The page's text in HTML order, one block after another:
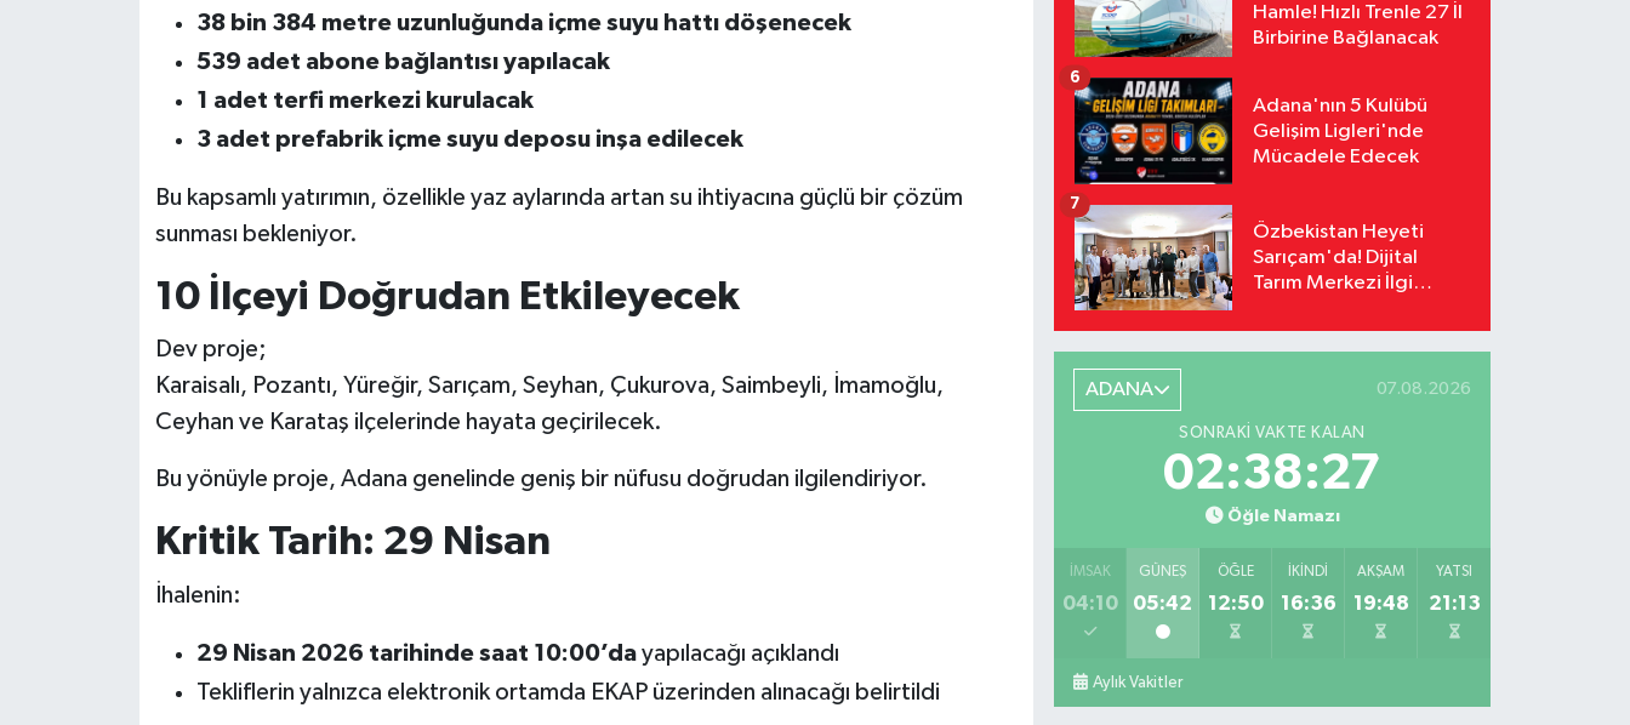
38 bin 384 metre uzunluğunda içme suyu hattı döşenecek
539 adet abone bağlantısı yapılacak
1 adet terfi merkezi kurulacak
3 adet prefabrik içme suyu deposu inşa edilecek
Bu kapsamlı yatırımın, özellikle yaz aylarında artan su ihtiyacına güçlü bir çözüm
sunması bekleniyor.
10 İlçeyi Doğrudan Etkileyecek
Dev proje;
Karaisalı, Pozantı, Yüreğir, Sarıçam, Seyhan, Çukurova, Saimbeyli, İmamoğlu,
Ceyhan ve Karataş ilçelerinde hayata geçirilecek.
Bu yönüyle proje, Adana genelinde geniş bir nüfusu doğrudan ilgilendiriyor.
Kritik Tarih: 29 Nisan
İhalenin:
29 Nisan 2026 tarihinde saat 10:00’dayapılacağı açıklandı
Tekliflerin yalnızca elektronik ortamda EKAP üzerinden alınacağı belirtildi
Hamle! Hızlı Trenle 27 İl
Birbirine Bağlanacak
Adana'nın 5 Kulübü
Gelişim Ligleri'nde
Mücadele Edecek
6
Özbekistan Heyeti
Sarıçam'da! Dijital
Tarım Merkezi İlgi
7
ADANA 07.08.2026
SONRAKI VAKTE KALAN
02:38:26
Öğle Namazı
İMSAK
04:10
GÜNEŞ
05:42
ÖĞLE
12:50
İKINDI
16:36
AKŞAM
19:48
YATSI
21:13
Aylık Vakitler